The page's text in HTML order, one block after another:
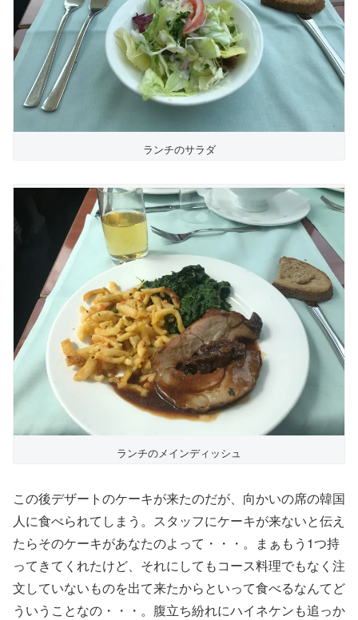
ランチのサラダ
ランチのメインディッシュ
この後デザートのケーキが来たのだが、向かいの席の韓国
人に食べられてしまう。スタッフにケーキが来ないと伝え
たらそのケーキがあなたのよって・・・。まぁもう1つ持
ってきてくれたけど、それにしてもコース料理でもなく注
文していないものを出て来たからといって食べるなんてど
ういうことなの・・・。腹立ち紛れにハイネケンも追っか